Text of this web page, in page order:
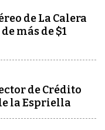
de La Calera
más de $1
de Crédito
la Espriella